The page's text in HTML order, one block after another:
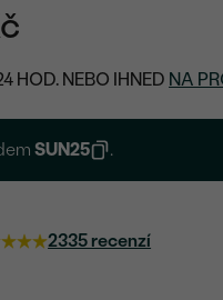
HOD. NEBO IHNED NA
SUN25 .
2335 recenzí